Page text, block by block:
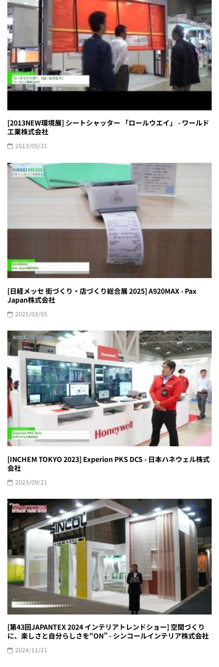
[2013NEW環境展] シートシャッター 「ロールウエイ」 - ワールド
工業株式会社
2013/05/21
[日経メッセ 街づくり・店づくり総合展 2025] A920MAX - Pax
Japan株式会社
2025/03/05
[INCHEM TOKYO 2023] Experion PKS DCS - 日本ハネウェル株式
会社
2023/09/21
[第43回JAPANTEX 2024 インテリアトレンドショー] 空間づくり
に、楽しさと自分らしさを“ON” - シンコールインテリア株式会社
2024/11/21